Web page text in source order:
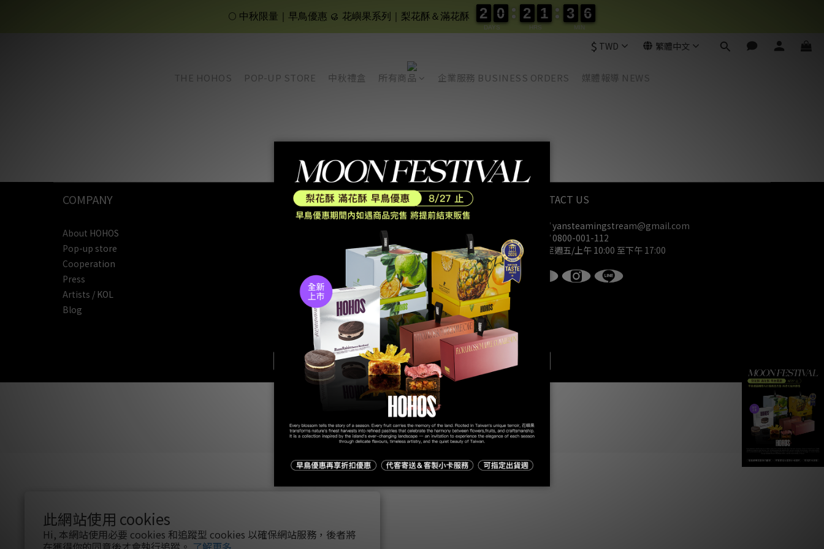
此網站使用 cookies
Hi, 本網站使用必要 cookies 和追蹤型 cookies 以確保網站服務，後者將
$ TWD 繁體中文
THE HOHOS POP-UP STORE 中秋禮盒 所有商品 企業服務 BUSINESS ORDERS 媒體報導 NEWS
COMPANY
About HOHOS
Pop-up store
Cooperation
Press
Artists / KOL
Blog
SERVICE
Purchase info
FAQ
SGS
Service
Privacy
CONTACT US
信箱 / yansteamingstream@gmail.com
電話 / 0800-001-112
週一至週五/上午 10:00 至下午 17:00
使用者條款與細則| 2021 © 火火選物
蒸汽火車股份有限公司 90828375
0800-001-112 高雄市左營區明華一路70號2樓
🌕 中秋限量｜早鳥優惠 🥮 花嶼果系列｜梨花酥＆滿花酥
DAYS
2
2
2
2 0
0
0
0
HRS
2
2
2
2 1
1
1
1
MIN
3
3
3
3 6
6
6
6